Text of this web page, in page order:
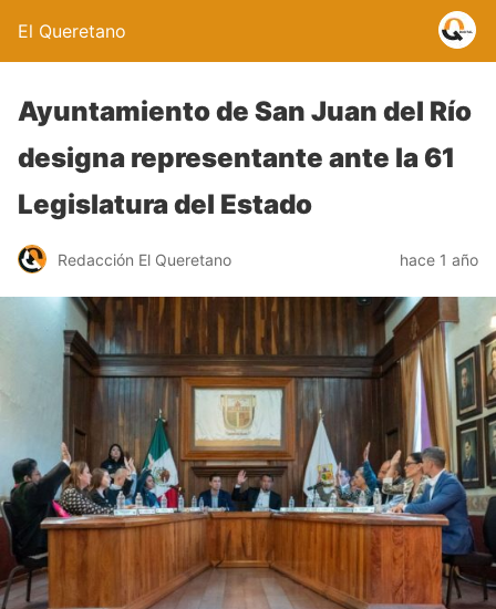
El Queretano
Ayuntamiento de San Juan del Río
designa representante ante la 61
Legislatura del Estado
Redacción El Queretano hace 1 año